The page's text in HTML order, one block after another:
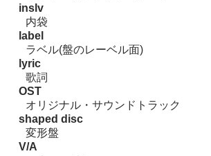
inslv
内袋
label
ラベル(盤のレーベル面)
lyric
歌詞
OST
オリジナル・サウンドトラック
shaped disc
変形盤
V/A